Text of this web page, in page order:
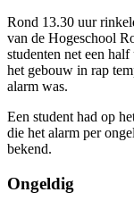
Rond 13.30 uur
van de Hogeschool
studenten net een
het gebouw in rap
alarm was.
Een student had op
die het alarm per
bekend.
Ongeldig